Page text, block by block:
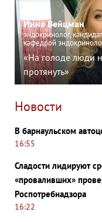
Инна Вейцман
эндокринолог,
кафедрой
«На голоде люди
протянуть»
Новости
В барнаульском
16:55
Сладости лидируют
«проваливших»
Роспотребнадзора
16:22